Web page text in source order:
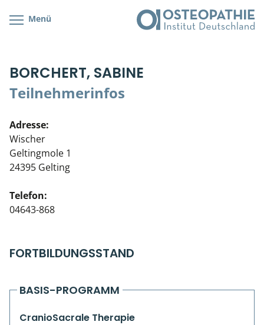
Menü
BORCHERT, SABINE
Teilnehmerinfos
Adresse:
Wischer
Geltingmole 1
24395 Gelting
Telefon:
04643-868
FORTBILDUNGSSTAND
BASIS-PROGRAMM
CranioSacrale Therapie
Cranial/Neurale Osteopathie
Parietale Osteopathie
Viszerale Osteopathie
Klinische & Praktische Kurse
Live Online-Kurse
Bonus-Programm
Veranstaltungsticket DB
Wissenswertes
Teilnehmerliste
Stellenbörse
Soziales Engagement